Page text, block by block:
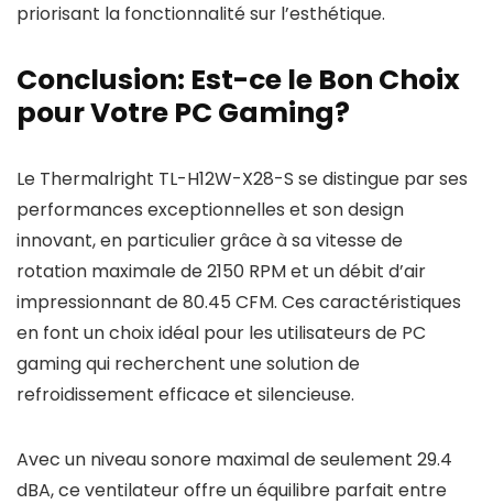
priorisant la fonctionnalité sur l’esthétique.
Conclusion: Est-ce le Bon Choix
pour Votre PC Gaming?
Le Thermalright TL-H12W-X28-S se distingue par ses
performances exceptionnelles et son design
innovant, en particulier grâce à sa vitesse de
rotation maximale de 2150 RPM et un débit d’air
impressionnant de 80.45 CFM. Ces caractéristiques
en font un choix idéal pour les utilisateurs de PC
gaming qui recherchent une solution de
refroidissement efficace et silencieuse.
Avec un niveau sonore maximal de seulement 29.4
dBA, ce ventilateur offre un équilibre parfait entre